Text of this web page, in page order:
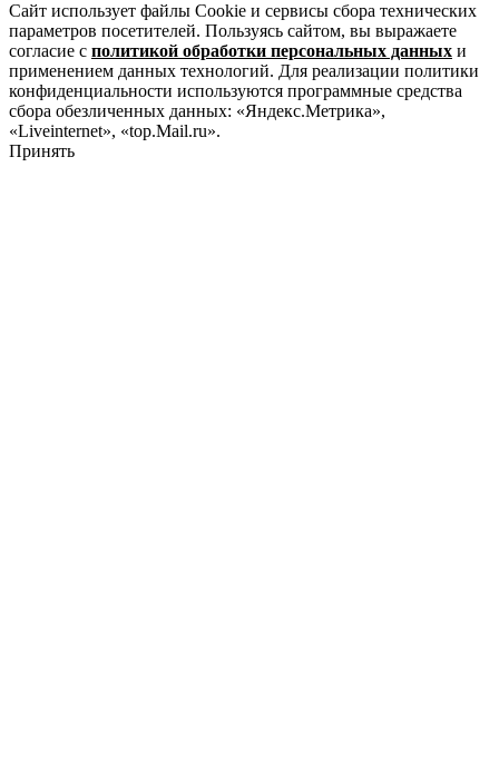
Сайт использует файлы Cookie и сервисы сбора технических
параметров посетителей. Пользуясь сайтом, вы выражаете
согласие с политикой обработки персональных данных и
применением данных технологий. Для реализации политики
конфиденциальности используются программные средства
сбора обезличенных данных: «Яндекс.Метрика»,
«Liveinternet», «top.Mail.ru».
Принять